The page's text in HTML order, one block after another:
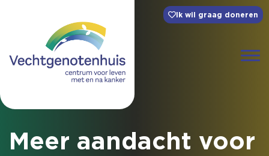
Ik wil graag doneren
Meer aandacht voor